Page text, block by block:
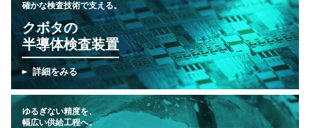
確かな検査技術で支える。
クボタの
半導体検査装置
詳細をみる
ゆるぎない精度を、
幅広い供給工程へ。